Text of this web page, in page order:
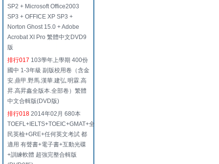
SP2 + Microsoft Office2003
SP3 + OFFICE XP SP3 +
Norton Ghost 15.0 + Adobe
Acrobat XI Pro 繁體中文DVD9
版
排行017 103學年上學期 400份
國中 1-3年級 副版校用卷（含金
安.鼎甲.野馬.漢華.建弘.明霖.高
昇.高昇鑫全版本.全部卷）繁體
中文合輯版(DVD版)
排行018 2014年02月 680本
TOEFL+IELTS+TOEIC+GMAT+全
民英檢+GRE+任何英文考試 都
適用 有聲書+電子書+互動光碟
+訓練軟體 超強完整合輯版